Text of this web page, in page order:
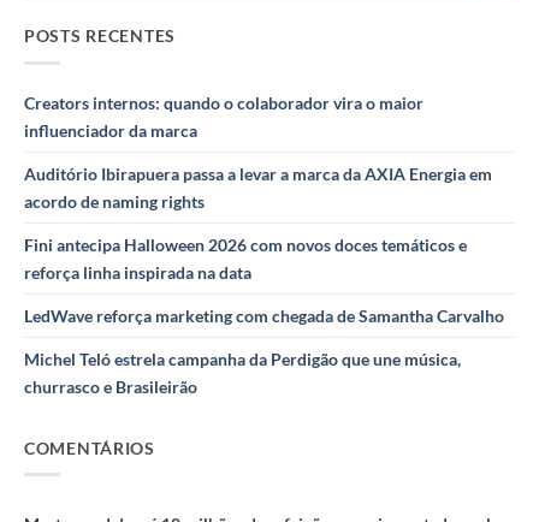
POSTS RECENTES
Creators internos: quando o colaborador vira o maior
influenciador da marca
Auditório Ibirapuera passa a levar a marca da AXIA Energia em
acordo de naming rights
Fini antecipa Halloween 2026 com novos doces temáticos e
reforça linha inspirada na data
LedWave reforça marketing com chegada de Samantha Carvalho
Michel Teló estrela campanha da Perdigão que une música,
churrasco e Brasileirão
COMENTÁRIOS